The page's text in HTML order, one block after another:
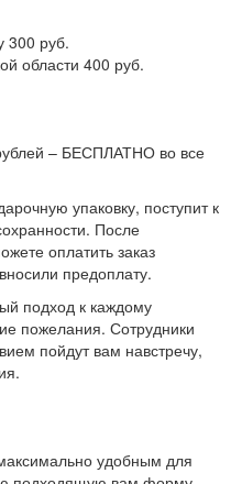
300 руб.
области 400 руб.
– БЕСПЛАТНО во все
упаковку, поступит к
После
оплатить заказ
предоплату.
подход к каждому
пожелания. Сотрудники
пойдут вам навстречу,
удобным для